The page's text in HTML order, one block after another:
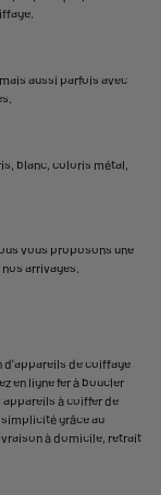
aussi parfois avec
blanc, coloris métal,
vous proposons une
arrivages.
d'appareils de coiffage
en ligne fer à boucler
à coiffer de
grâce au
à domicile, retrait